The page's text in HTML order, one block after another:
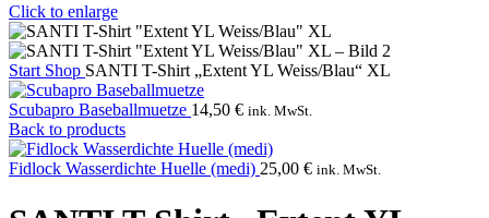
Click to enlarge
Start Shop SANTI T-Shirt „Extent YL Weiss/Blau“ XL
Scubapro Baseballmuetze 14,50 € ink. MwSt.
Back to products
Fidlock Wasserdichte Huelle (medi) 25,00 € ink. MwSt.